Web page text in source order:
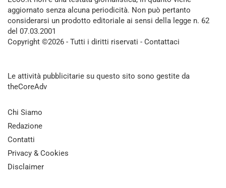
aggiornato senza alcuna periodicità. Non può pertanto
considerarsi un prodotto editoriale ai sensi della legge n. 62
del 07.03.2001
Copyright ©2026 - Tutti i diritti riservati - Contattaci
Le attività pubblicitarie su questo sito sono gestite da
theCoreAdv
Chi Siamo
Redazione
Contatti
Privacy & Cookies
Disclaimer